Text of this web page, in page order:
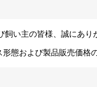
い主の皆様、誠にあり
態および製品販売価